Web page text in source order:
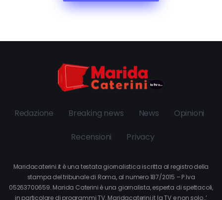
Redazione Breaking news News Opinioni
Recensioni Privacy
Maridacaterini.it è una testata giornalistica iscritta al registro della
stampa del tribunale di Roma, al numero 187/2015 – P.Iva
05263700659. Marida Caterini è una giornalista, esperta di spettacoli,
in particolare di programmi TV. Maridacaterini.it la TV e non solo…’